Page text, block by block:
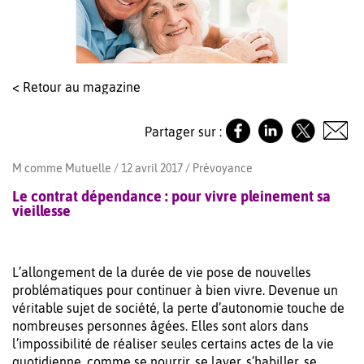
< Retour au magazine
Partager sur :
M comme Mutuelle / 12 avril 2017 / Prévoyance
Le contrat dépendance : pour vivre pleinement sa
vieillesse
L’allongement de la durée de vie pose de nouvelles
problématiques pour continuer à bien vivre. Devenue un
véritable sujet de société, la perte d’autonomie touche de
nombreuses personnes âgées. Elles sont alors dans
l’impossibilité de réaliser seules certains actes de la vie